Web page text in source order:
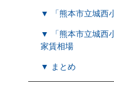
▼ 「熊本市立城西
▼ 「熊本市立城西
家賃相場
▼ まとめ